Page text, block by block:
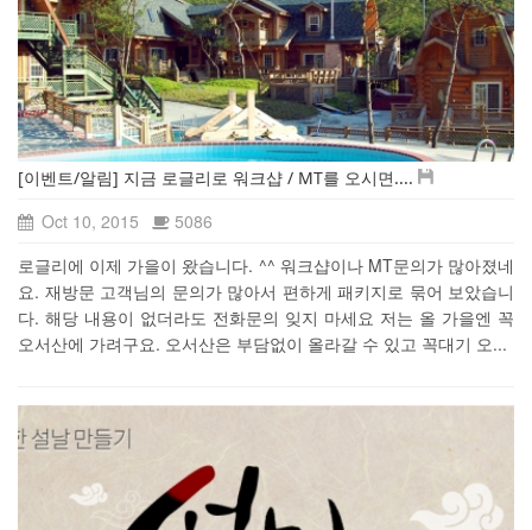
[이벤트/알림] 지금 로글리로 워크샵 / MT를 오시면....
Oct 10, 2015
5086
로글리에 이제 가을이 왔습니다. ^^ 워크샵이나 MT문의가 많아졌네
요. 재방문 고객님의 문의가 많아서 편하게 패키지로 묶어 보았습니
다. 해당 내용이 없더라도 전화문의 잊지 마세요 저는 올 가을엔 꼭
오서산에 가려구요. 오서산은 부담없이 올라갈 수 있고 꼭대기 오...